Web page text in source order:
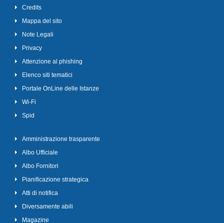
Credits
Mappa del sito
Note Legali
Privacy
Attenzione al phishing
Elenco siti tematici
Portale OnLine delle Istanze
Wi-Fi
Spid
Amministrazione trasparente
Albo Ufficiale
Albo Fornitori
Pianificazione strategica
Atti di notifica
Diversamente abili
Magazine